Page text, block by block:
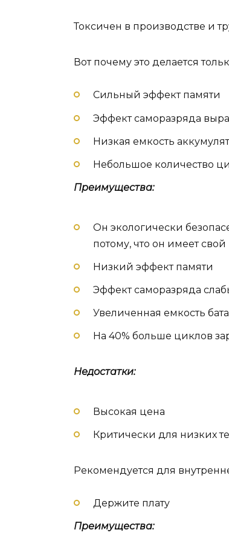
Токсичен в производстве и
Вот почему это делается
Сильный эффект памяти
Эффект саморазряда
Низкая емкость
Небольшое количество
Преимущества:
Он экологически
потому, что он имеет
Низкий эффект памяти
Эффект саморазряда
Увеличенная емкость
На 40% больше циклов
Недостатки:
Высокая цена
Критически для низких
Рекомендуется для
Держите плату
Преимущества: